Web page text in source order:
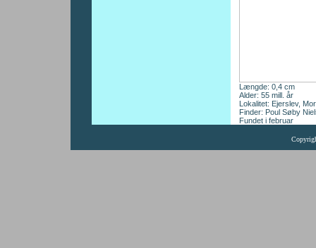
Længde: 0,4 cm
Alder: 55 mill. år
Lokalitet: Ejerslev,
Finder: Poul Søby
Fundet i februar